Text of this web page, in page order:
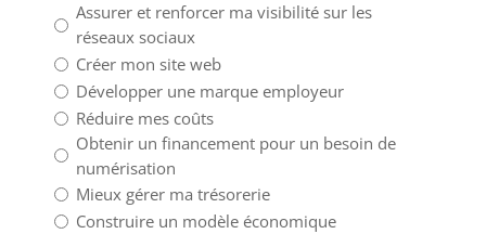
Assurer et renforcer ma visibilité sur les
réseaux sociaux
Créer mon site web
Développer une marque employeur
Réduire mes coûts
Obtenir un financement pour un besoin de
numérisation
Mieux gérer ma trésorerie
Construire un modèle économique